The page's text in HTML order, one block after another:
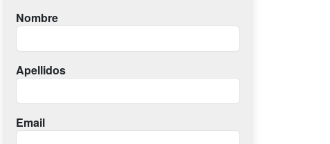
Nombre
Apellidos
Email